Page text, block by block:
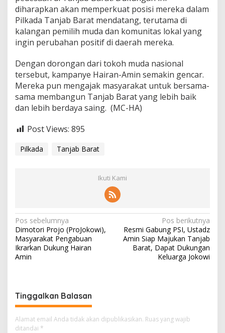
diharapkan akan memperkuat posisi mereka dalam
Pilkada Tanjab Barat mendatang, terutama di
kalangan pemilih muda dan komunitas lokal yang
ingin perubahan positif di daerah mereka.
Dengan dorongan dari tokoh muda nasional
tersebut, kampanye Hairan-Amin semakin gencar.
Mereka pun mengajak masyarakat untuk bersama-
sama membangun Tanjab Barat yang lebih baik
dan lebih berdaya saing. (MC-HA)
Post Views: 895
Pilkada Tanjab Barat
Ikuti Kami
Navigasi
pos
Pos sebelumnya
Dimotori Projo (ProJokowi),
Masyarakat Pengabuan
Ikrarkan Dukung Hairan
Amin
Pos berikutnya
Resmi Gabung PSI, Ustadz
Amin Siap Majukan Tanjab
Barat, Dapat Dukungan
Keluarga Jokowi
Tinggalkan Balasan
Alamat email Anda tidak akan dipublikasikan. Ruas yang wajib
ditandai *